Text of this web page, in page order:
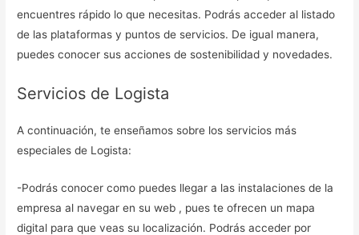
encuentres rápido lo que necesitas. Podrás acceder al listado
de las plataformas y puntos de servicios. De igual manera,
puedes conocer sus acciones de sostenibilidad y novedades.
Servicios de Logista
A continuación, te enseñamos sobre los servicios más
especiales de Logista:
-Podrás conocer como puedes llegar a las instalaciones de la
empresa al navegar en su web , pues te ofrecen un mapa
digital para que veas su localización. Podrás acceder por